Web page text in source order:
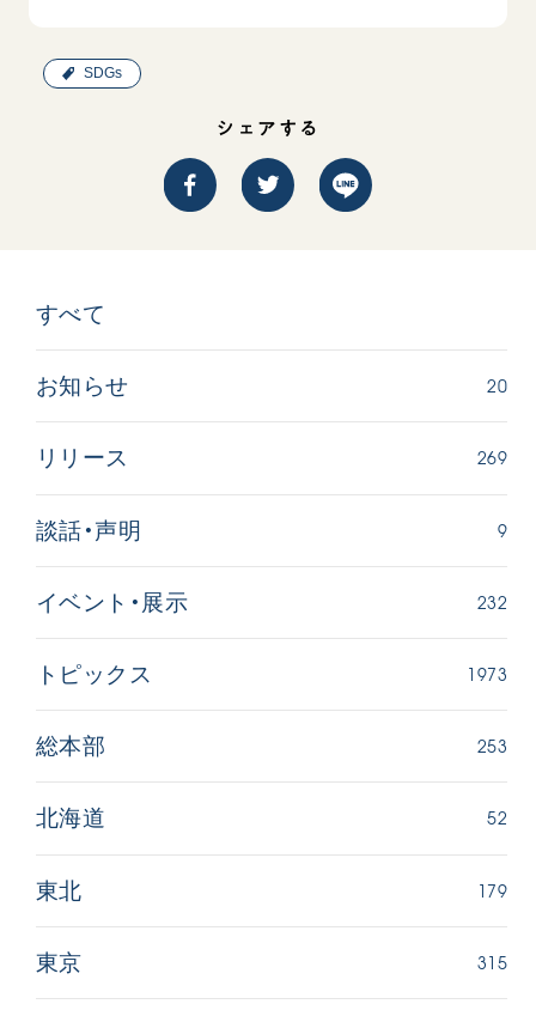
「三つの花ことば」 関西吹奏楽団
SDGs
シェアする
すべて
お知らせ 20
リリース 269
談話・声明 9
イベント・展示 232
トピックス 1973
総本部 253
北海道 52
東北 179
東京 315